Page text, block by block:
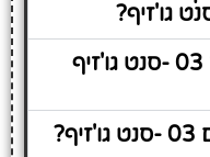
האם המידע על גן ילדים 03 -סנט גו'זיף